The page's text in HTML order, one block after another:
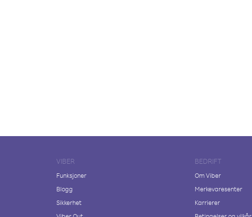
VIBER
Funksjoner
Blogg
Sikkerhet
BEDRIFT
Om Viber
Merkevaresenter
Karrierer